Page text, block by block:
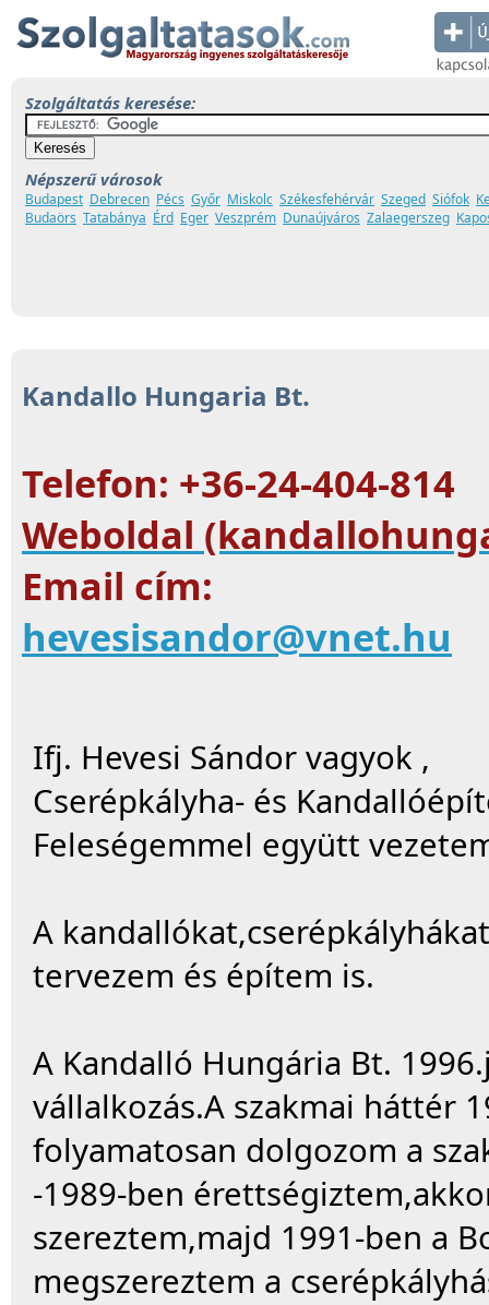
Szolgáltatás keresése:
Népszerű városok
Budapest Debrecen Pécs Győr Miskolc Székesfehérvár Szeged Siófok
Budaörs Tatabánya Érd Eger Veszprém Dunaújváros Zalaegerszeg
Kandallo Hungaria Bt.
Telefon: +36-24-404-814
Weboldal
Email cím:
hevesisandor@vnet.hu
Ifj. Hevesi Sándor vagyok ,
Cserépkályha- és
Feleségemmel együtt
A
tervezem és építem is.
A Kandalló Hungária Bt.
vállalkozás.A szakmai háttér
folyamatosan dolgozom a
-1989-ben
szereztem,majd 1991-ben a
megszereztem a